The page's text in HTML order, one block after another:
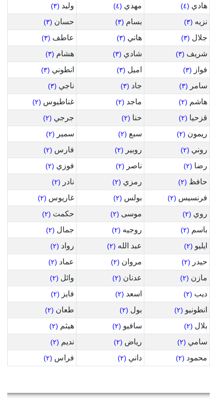
هادي (٤) مهدي (٤) وليد (٣)
نزيه (٣) بسام (٣) حسان (٣)
جلال (٣) هاني (٣) عاطف (٣)
شريف (٣) شادي (٣) هشام (٣)
فواز (٣) اميل (٣) انطوني (٣)
سامر (٣) جاد (٣) ناجي (٣)
هاشم (٢) ماجد (٢) غناطيوس (٢)
قزحيا (٢) حنا (٢) جرجي (٢)
ريمون (٢) سبع (٢) سمير (٢)
روني (٢) روبير (٢) فارس (٢)
رضا (٢) ناصر (٢) فوزي (٢)
حافظ (٢) رمزي (٢) نادر (٢)
فرنسيس (٢) بولس (٢) غاريوس (٢)
روي (٢) موسى (٢) حكمت (٢)
باسم (٢) روجيه (٢) جمال (٢)
ايليو (٢) عبد الله (٢) رواد (٢)
حيدر (٢) مروان (٢) عماد (٢)
مازن (٢) عدنان (٢) وائل (٢)
ديب (٢) اسعد (٢) فايز (٢)
انطونيو (٢) بول (٢) طعان (٢)
بلال (٢) سافيو (٢) هيثم (٢)
سامي (٢) رياض (٢) نديم (٢)
محمود (٢) داني (٢) فراس (٢)